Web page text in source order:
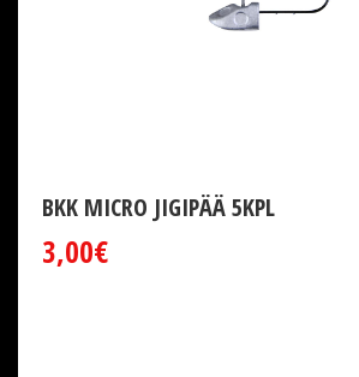
BKK MICRO JIGIPÄÄ 5KPL
3,00€